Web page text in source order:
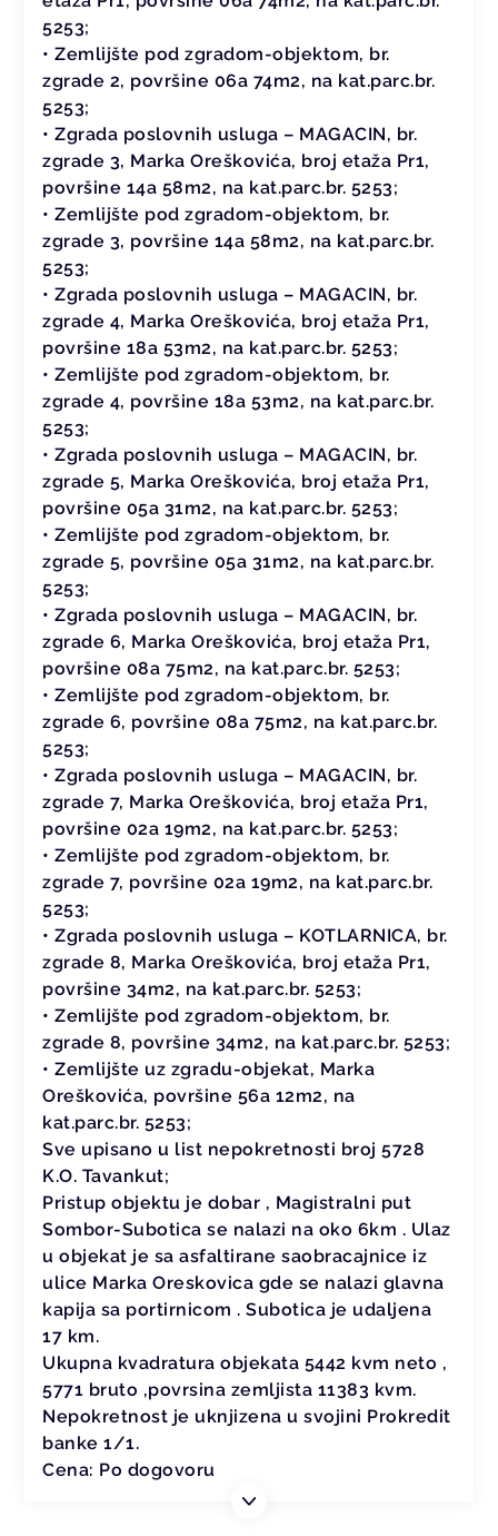
5253;
• Zemlijšte pod zgradom-objektom, br.
zgrade 2, površine 06a 74m2, na kat.parc.br.
5253;
• Zgrada poslovnih usluga – MAGACIN, br.
zgrade 3, Marka Oreškovića, broj etaža Pr1,
površine 14a 58m2, na kat.parc.br. 5253;
• Zemlijšte pod zgradom-objektom, br.
zgrade 3, površine 14a 58m2, na kat.parc.br.
5253;
• Zgrada poslovnih usluga – MAGACIN, br.
zgrade 4, Marka Oreškovića, broj etaža Pr1,
površine 18a 53m2, na kat.parc.br. 5253;
• Zemlijšte pod zgradom-objektom, br.
zgrade 4, površine 18a 53m2, na kat.parc.br.
5253;
• Zgrada poslovnih usluga – MAGACIN, br.
zgrade 5, Marka Oreškovića, broj etaža Pr1,
površine 05a 31m2, na kat.parc.br. 5253;
• Zemlijšte pod zgradom-objektom, br.
zgrade 5, površine 05a 31m2, na kat.parc.br.
5253;
• Zgrada poslovnih usluga – MAGACIN, br.
zgrade 6, Marka Oreškovića, broj etaža Pr1,
površine 08a 75m2, na kat.parc.br. 5253;
• Zemlijšte pod zgradom-objektom, br.
zgrade 6, površine 08a 75m2, na kat.parc.br.
5253;
• Zgrada poslovnih usluga – MAGACIN, br.
zgrade 7, Marka Oreškovića, broj etaža Pr1,
površine 02a 19m2, na kat.parc.br. 5253;
• Zemlijšte pod zgradom-objektom, br.
zgrade 7, površine 02a 19m2, na kat.parc.br.
5253;
• Zgrada poslovnih usluga – KOTLARNICA, br.
zgrade 8, Marka Oreškovića, broj etaža Pr1,
površine 34m2, na kat.parc.br. 5253;
• Zemlijšte pod zgradom-objektom, br.
zgrade 8, površine 34m2, na kat.parc.br. 5253;
• Zemlijšte uz zgradu-objekat, Marka
Oreškovića, površine 56a 12m2, na
kat.parc.br. 5253;
Sve upisano u list nepokretnosti broj 5728
K.O. Tavankut;
Pristup objektu je dobar , Magistralni put
Sombor-Subotica se nalazi na oko 6km . Ulaz
u objekat je sa asfaltirane saobracajnice iz
ulice Marka Oreskovica gde se nalazi glavna
kapija sa portirnicom . Subotica je udaljena
17 km.
Ukupna kvadratura objekata 5442 kvm neto ,
5771 bruto ,povrsina zemljista 11383 kvm.
Nepokretnost je uknjizena u svojini Prokredit
banke 1/1.
Cena: Po dogovoru